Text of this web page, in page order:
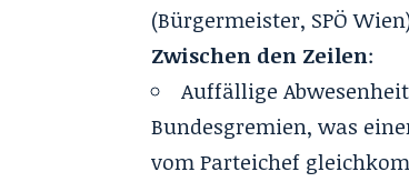
(Bürgermeister, SPÖ
Zwischen den Zeilen:
Auffällige
Bundesgremien, was
vom Parteichef